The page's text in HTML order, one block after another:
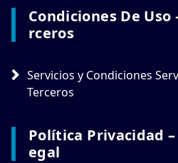
Condiciones De Uso
Rceros
Servicios y Condiciones
Terceros
Política Privacidad –
Egal